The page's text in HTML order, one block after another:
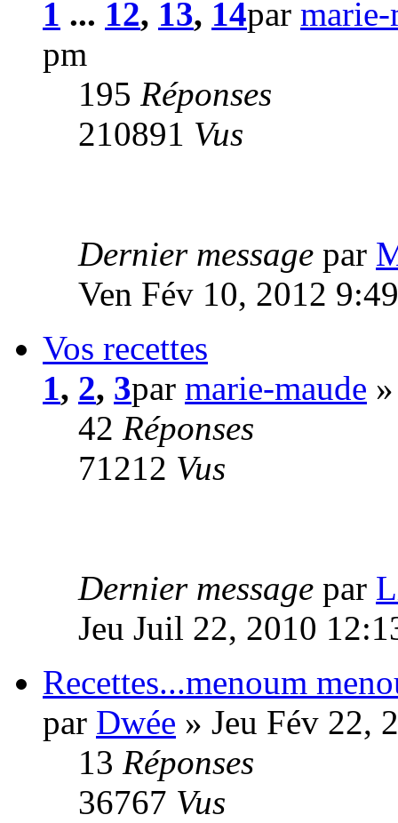
1 ... 12, 13, 14par marie-
pm
195 Réponses
210891 Vus
Dernier message par
Ven Fév 10, 2012
Vos recettes
1, 2, 3par marie-maude
42 Réponses
71212 Vus
Dernier message par
Jeu Juil 22, 2010
Recettes...menoum
par Dwée » Jeu Fév 22,
13 Réponses
36767 Vus